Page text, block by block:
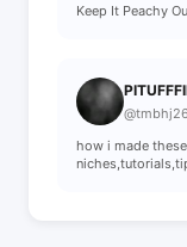
Keep It Peachy
how i made